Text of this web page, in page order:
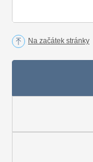
Na začátek stránky